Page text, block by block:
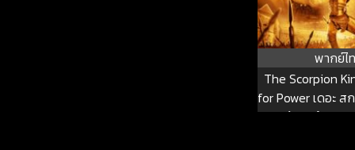
พากย์ไ
The Scorpion
for Power เดอะ ส
: ศึกชิงอำนาจ